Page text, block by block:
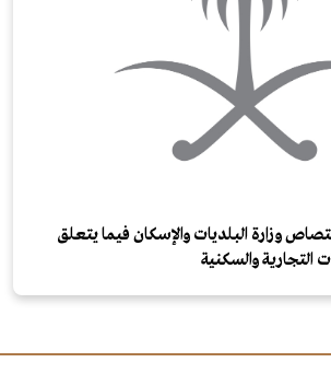
وزارة البلديات والإسكان فيما يتعلق
التجارية والسكنية